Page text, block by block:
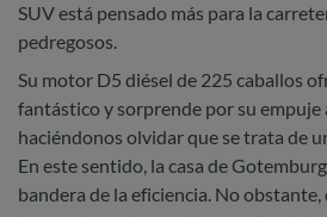
SUV está pensado más para la
pedregosos.
Su motor D5 diésel de 225 caballos
fantástico y sorprende por su empuje
haciéndonos olvidar que se trata de
En este sentido, la casa de
bandera de la eficiencia. No obstante,